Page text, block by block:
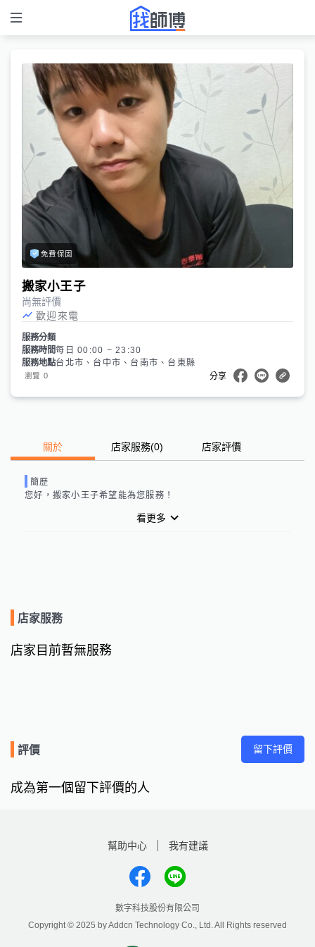
免費保固
搬家小王子
尚無評價
歡迎來電
服務分類
服務時間每日 00:00 ~ 23:30
服務地點台北市、台中市、台南市、台東縣
瀏覽 0 分享
關於 店家服務(0) 店家評價
簡歷
您好， 搬家小王子希望能為您服務！
看更多
店家服務
店家目前暫無服務
評價 留下評價
成為第一個留下評價的人
幫助中心 我有建議
數字科技股份有限公司
Copyright © 2025 by Addcn Technology Co., Ltd. All Rights reserved